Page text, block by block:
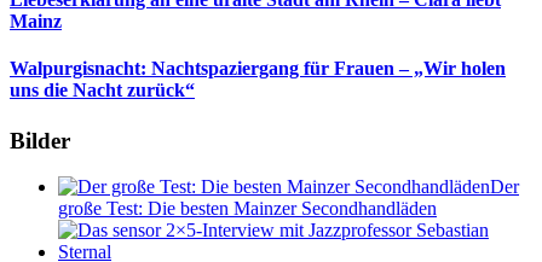
Mainz
Walpurgisnacht: Nachtspaziergang für Frauen – „Wir holen
uns die Nacht zurück“
Bilder
Der
große Test: Die besten Mainzer Secondhandläden